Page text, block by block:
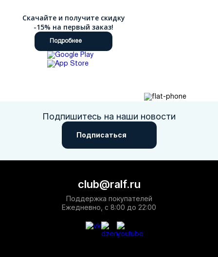
Скачайте и получите скидку
-15% на первый заказ!
Подробнее
Подпишитесь на наши новости
Подписаться
club@ralf.ru
Поддержка покупателей
Ежедневно, с 8:00 до 22:00